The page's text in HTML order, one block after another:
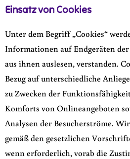
Einsatz von Cookies
Unter dem Begriff „Cookies“
Informationen auf Endgeräten
aus ihnen auslesen, verstanden.
Bezug auf unterschiedliche
zu Zwecken der
Komforts von Onlineangeboten
Analysen der Besucherströme.
gemäß den gesetzlichen
wenn erforderlich, vorab die